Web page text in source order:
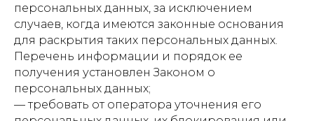
персональных данных, за исключением
случаев, когда имеются законные основания
для раскрытия таких персональных данных.
Перечень информации и порядок ее
получения установлен Законом о
персональных данных;
— требовать от оператора уточнения его